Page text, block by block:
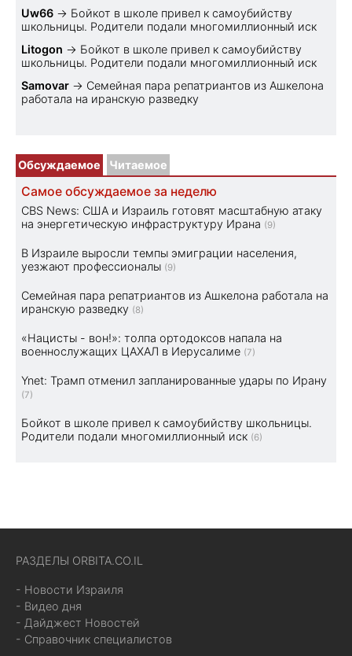
Uw66 → Бойкот в школе привел к самоубийству
школьницы. Родители подали многомиллионный иск
Litogon → Бойкот в школе привел к самоубийству
школьницы. Родители подали многомиллионный иск
Samovar → Семейная пара репатриантов из Ашкелона
работала на иранскую разведку
Обсуждаемое Читаемое
Самое обсуждаемое за неделю
CBS News: США и Израиль готовят масштабную атаку
на энергетическую инфраструктуру Ирана (9)
В Израиле выросли темпы эмиграции населения,
уезжают профессионалы (9)
Семейная пара репатриантов из Ашкелона работала на
иранскую разведку (8)
«Нацисты - вон!»: толпа ортодоксов напала на
военнослужащих ЦАХАЛ в Иерусалиме (7)
Ynet: Трамп отменил запланированные удары по Ирану
(7)
Бойкот в школе привел к самоубийству школьницы.
Родители подали многомиллионный иск (6)
РАЗДЕЛЫ ORBITA.CO.IL
- Новости Израиля
- Видео дня
- Дайджест Новостей
- Справочник специалистов